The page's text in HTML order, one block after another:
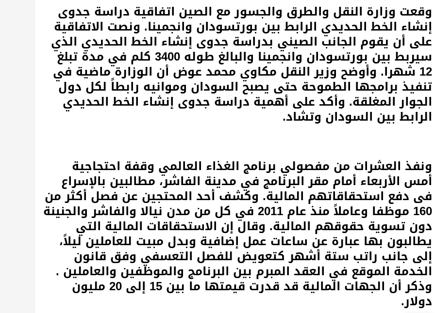
وقعت وزارة النقل والطرق والجسور مع الصين اتفاقية دراسة جدوى
إنشاء الخط الحديدي الرابط بين بورتسودان وانجمينا. ونصت الاتفاقية
على أن يقوم الجانب الصيني بدراسة جدوى إنشاء الخط الحديدي الذي
سيربط بين بورتسودان وانجمينا والبالغ طوله 3400 كلم في مدة تبلغ
12 شهرا. وأوضح وزير النقل مكاوي محمد عوض أن الوزارة ماضية في
تنفيذ برامجها الطموحة حتى يصبح السودان وموانيه رابطاً لكل دول
الجوار المغلقة. وأكد على أهمية دراسة جدوى إنشاء الخط الحديدي
الرابط بين السودان وتشاد.
ونفذ العشرات من مفصولي برنامج الغذاء العالمي وقفة احتجاجية
أمس الأربعاء أمام مقر البرنامج في مدينة الفاشر، مطالبين بالإسراع
فى دفع استحقاقاتهم المالية. وكشف أحد المحتجين عن فصل أكثر من
160 موظفا وعاملاً منذ عام 2011 في كل من مدن نيالا والفاشر والجنينة
دون تسوية حقوقهم المالية. وقال إن الاستحقاقات المالية التي
يطالبون بها عبارة عن ساعات عمل إضافية وبدل مبيت للعاملين ليلاً،
إلى جانب راتب ستة أشهر كتعويض للفصل التعسفي وفق قانون
الخدمة الموقع في العقد المبرم بين البرنامج والموظفين والعاملين .
وذكر أن الجهات المالية قد قدرت قيمتها ما بين 15 إلى 20 مليون
دولار.